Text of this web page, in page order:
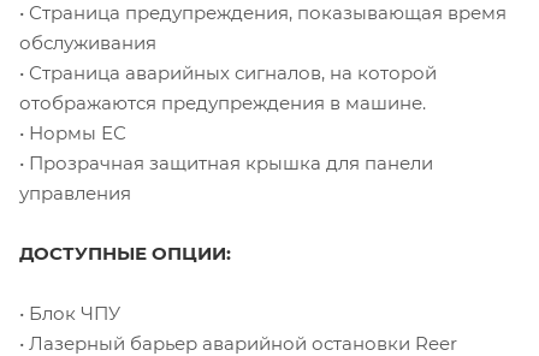
• Страница предупреждения, показывающая время
обслуживания
• Страница аварийных сигналов, на которой
отображаются предупреждения в машине.
• Нормы ЕС
• Прозрачная защитная крышка для панели
управления
ДОСТУПНЫЕ ОПЦИИ:
• Блок ЧПУ
• Лазерный барьер аварийной остановки Reer